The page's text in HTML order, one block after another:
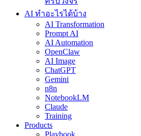
AI ทำอะไรได้บ้าง
AI Transformation
Prompt AI
AI Automation
OpenClaw
AI Image
ChatGPT
Gemini
n8n
NotebookLM
Claude
Training
Products
Playbook